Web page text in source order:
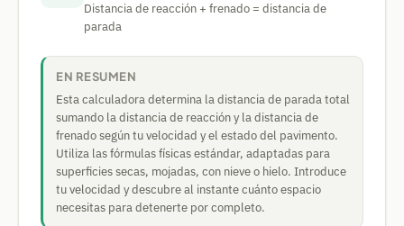
Distancia de reacción + frenado = distancia de
parada
EN RESUMEN
Esta calculadora determina la distancia de parada total
sumando la distancia de reacción y la distancia de
frenado según tu velocidad y el estado del pavimento.
Utiliza las fórmulas físicas estándar, adaptadas para
superficies secas, mojadas, con nieve o hielo. Introduce
tu velocidad y descubre al instante cuánto espacio
necesitas para detenerte por completo.